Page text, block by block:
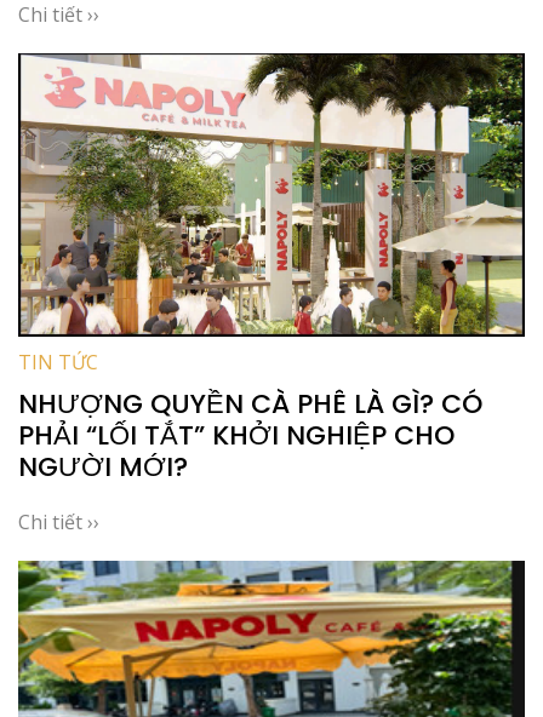
Chi tiết ››
TIN TỨC
NHƯỢNG QUYỀN CÀ PHÊ LÀ GÌ? CÓ
PHẢI “LỐI TẮT” KHỞI NGHIỆP CHO
NGƯỜI MỚI?
Chi tiết ››